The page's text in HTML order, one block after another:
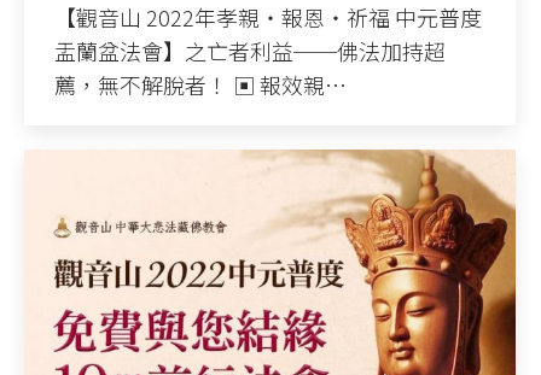
【觀音山 2022年孝親‧報恩‧祈福 中元普度
盂蘭盆法會】之亡者利益──佛法加持超
薦，無不解脫者！ ▣ 報效親…